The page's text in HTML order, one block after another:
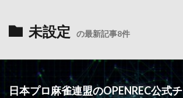
未設定 の最新記事8件
日本プロ麻雀連盟のOPENREC公式